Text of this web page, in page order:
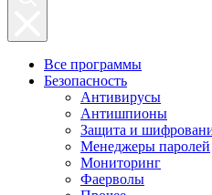
Все программы
Безопасность
Антивирусы
Антишпионы
Защита и
Менеджеры паролей
Мониторинг
Фаерволы